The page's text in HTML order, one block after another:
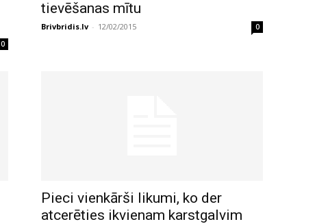
0
tievēšanas mītu
Brivbridis.lv - 12/02/2015 0
Pieci vienkārši likumi, ko der
atcerēties ikvienam karstgalvim